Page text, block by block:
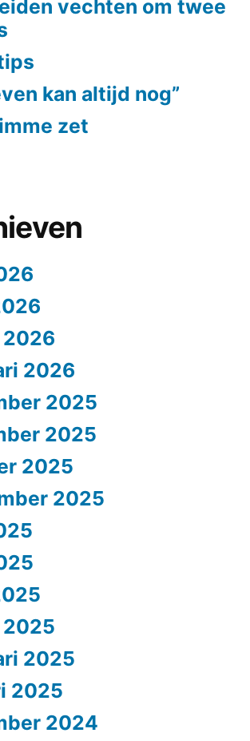
vechten om twee
kan altijd nog”
zet
2026
2025
2025
2025
2025
2025
2025
2024